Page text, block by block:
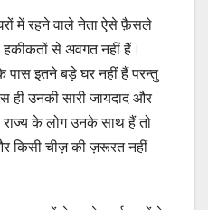
में रहने वाले नेता ऐसे फ़ैसले
से अवगत नहीं हैं।
पास इतने बड़े घर नहीं हैं परन्तु
ही उनकी सारी जायदाद और
के लोग उनके साथ हैं तो
चीज़ की ज़रूरत नहीं